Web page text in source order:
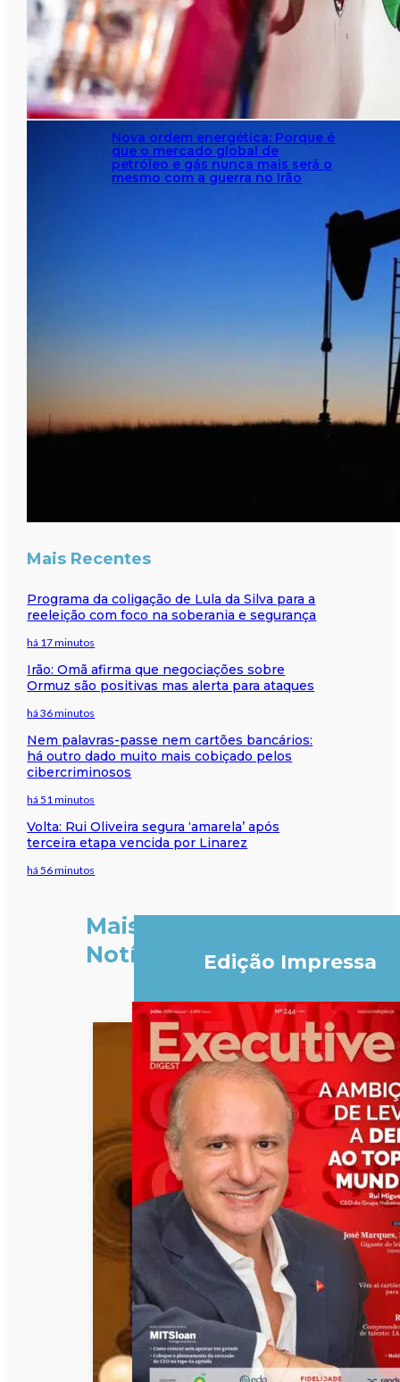
Nova ordem energética: Porque é
que o mercado global de
petróleo e gás nunca mais será o
mesmo com a guerra no Irão
Mais Recentes
Programa da coligação de Lula da Silva para a
reeleição com foco na soberania e segurança
há 17 minutos
Irão: Omã afirma que negociações sobre
Ormuz são positivas mas alerta para ataques
há 36 minutos
Nem palavras-passe nem cartões bancários:
há outro dado muito mais cobiçado pelos
cibercriminosos
há 51 minutos
Volta: Rui Oliveira segura ‘amarela’ após
terceira etapa vencida por Linarez
há 56 minutos
Mais
Notícias
Edição Impressa